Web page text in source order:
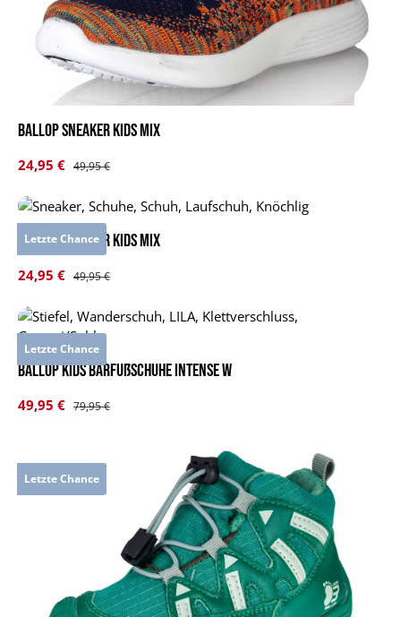
BALLOP Sneaker Kids Mix
Verkaufspreis:
24,95 € Regulärer Preis:
49,95 €
Letzte Chance
BALLOP Sneaker Kids Mix
Verkaufspreis:
24,95 € Regulärer Preis:
49,95 €
Letzte Chance
BALLOP Kids Barfußschuhe Intense W
Verkaufspreis:
49,95 € Regulärer Preis:
79,95 €
Letzte Chance